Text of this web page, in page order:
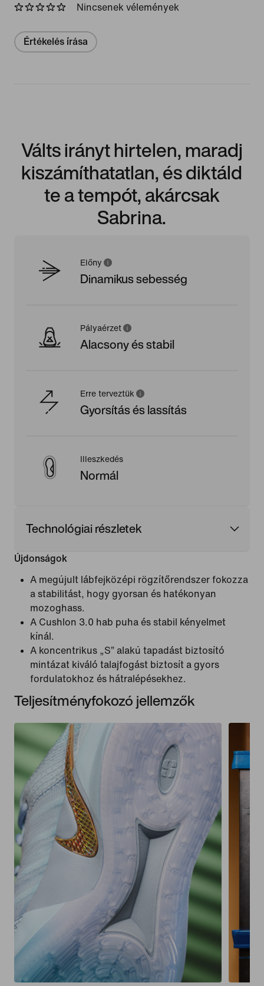
Nincsenek vélemények
Értékelés írása
Válts irányt hirtelen, maradj
kiszámíthatatlan, és diktáld
te a tempót, akárcsak
Sabrina.
Előny
Dinamikus sebesség
Pályaérzet
Alacsony és stabil
Erre terveztük
Gyorsítás és lassítás
Illeszkedés
Normál
Technológiai részletek
Újdonságok
A megújult lábfejközépi rögzítőrendszer fokozza
a stabilitást, hogy gyorsan és hatékonyan
mozoghass.
A Cushlon 3.0 hab puha és stabil kényelmet
kínál.
A koncentrikus „S” alakú tapadást biztosító
mintázat kiváló talajfogást biztosít a gyors
fordulatokhoz és hátralépésekhez.
Teljesítményfokozó jellemzők